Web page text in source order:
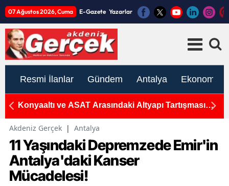
07 Ağustos 2026, Cuma E-Gazete Yazarlar
Resmi İlanlar Gündem Antalya Ekonomi
Konyaaltı ve ASAT Arasındaki Altyapı Tartışması
Akdeniz Gerçek | Antalya
11 Yaşındaki Depremzede Emir'in
Antalya'daki Kanser
Mücadelesi!